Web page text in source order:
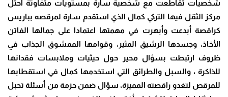
شخصيات تقاطعت مع شخصية سارة بمستويات متفاوتة احتل
مركز الثقل فيها التركي كمال الذي استقدم سارة لمرقصه بباريس
كراقصة أبدعت وأبهرت في مهمتها اعتمادا على جمالها الفاتن
الأخاذ، وجسدها الرشيق المثير، وقوامها الممشوق الجذاب في
ظروف ارتبطت بسؤال محير حول حيثيات وملابسات فقدانها
للذاكرة ، والسبل والطرائق التي استخدمها كمال في استقطابها
للمرقص لتغدو راقصته المميزة، سؤال ضمن حزمة من أسئلة تحبل